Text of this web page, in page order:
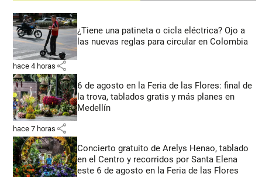
¿Tiene una patineta o cicla eléctrica? Ojo a
las nuevas reglas para circular en Colombia
hace 4 horas share
6 de agosto en la Feria de las Flores: final de
la trova, tablados gratis y más planes en
Medellín
hace 7 horas share
Concierto gratuito de Arelys Henao, tablado
en el Centro y recorridos por Santa Elena
este 6 de agosto en la Feria de las Flores